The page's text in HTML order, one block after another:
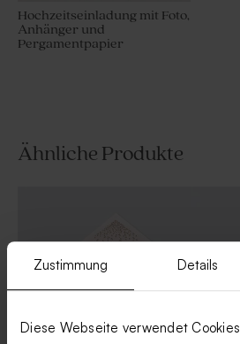
Zustimmung Details
Diese Webseite verwendet Cookies
Hochzeitseinladung mit Foto,
Anhänger und
Pergamentpapier
Ähnliche Produkte